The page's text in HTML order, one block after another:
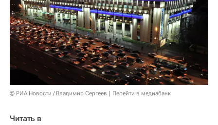
© РИА Новости / Владимир Сергеев Перейти в медиабанк
Читать в